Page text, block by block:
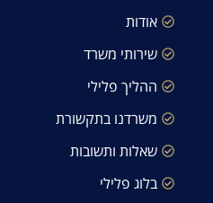
אודות
שירותי משרד
ההליך פלילי
משרדנו בתקשורת
שאלות ותשובות
בלוג פלילי